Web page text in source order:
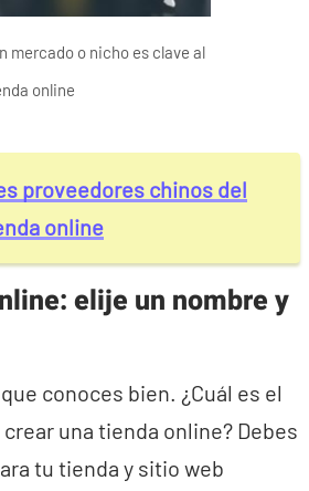
mercado o nicho es clave al
online
proveedores chinos del
online
elije un nombre y
conoces bien. ¿Cuál es el
una tienda online? Debes
tu tienda y sitio web